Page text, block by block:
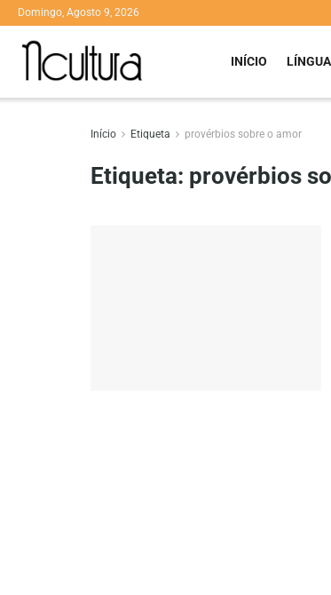
Domingo, Agosto 9, 2026
INÍCIO
Início Etiqueta provérbios sobre o amor
Etiqueta: provérbios